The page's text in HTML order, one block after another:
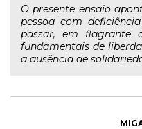
O presente ensaio
pessoa com
passar, em flagrante
fundamentais de
a ausência de